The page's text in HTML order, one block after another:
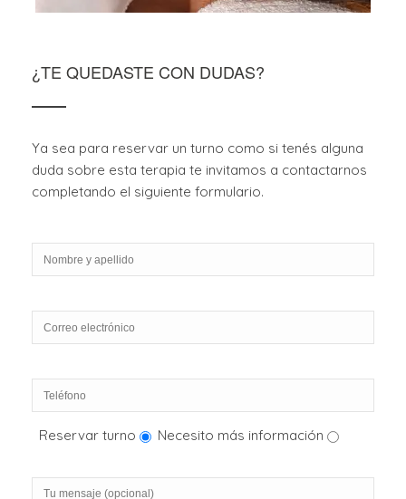
¿TE QUEDASTE CON DUDAS?
Ya sea para reservar un turno como si tenés alguna
duda sobre esta terapia te invitamos a contactarnos
completando el siguiente formulario.
Reservar turno Necesito más información